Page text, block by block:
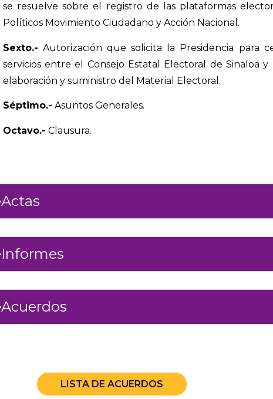
se resuelve sobre el registro de las plataformas
Políticos Movimiento Ciudadano y Acción Nacional.
Sexto.- Autorización que solicita la Presidencia para
servicios entre el Consejo Estatal Electoral de Sinaloa
elaboración y suministro del Material Electoral.
Séptimo.- Asuntos Generales.
Octavo.- Clausura.
Actas
Informes
Acuerdos
LISTA DE ACUERDOS